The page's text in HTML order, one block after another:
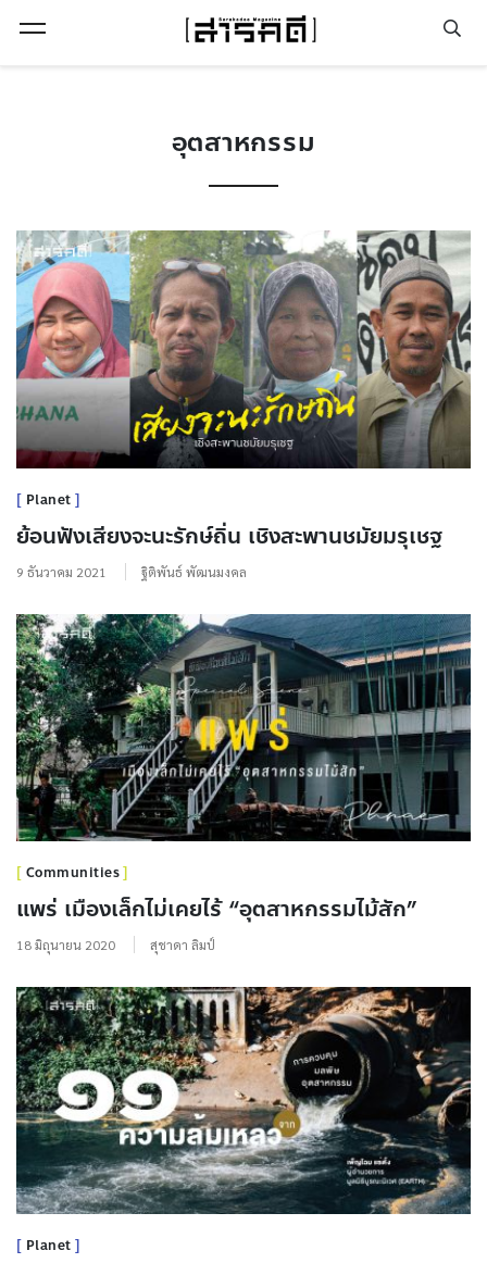
อุตสาหกรรม
Planet
ย้อนฟังเสียงจะนะรักษ์ถิ่น เชิงสะพานชมัยมรุเชฐ
9 ธันวาคม 2021 ฐิติพันธ์ พัฒนมงคล
Communities
แพร่ เมืองเล็กไม่เคยไร้ “อุตสาหกรรมไม้สัก”
18 มิถุนายน 2020 สุชาดา ลิมป์
Planet